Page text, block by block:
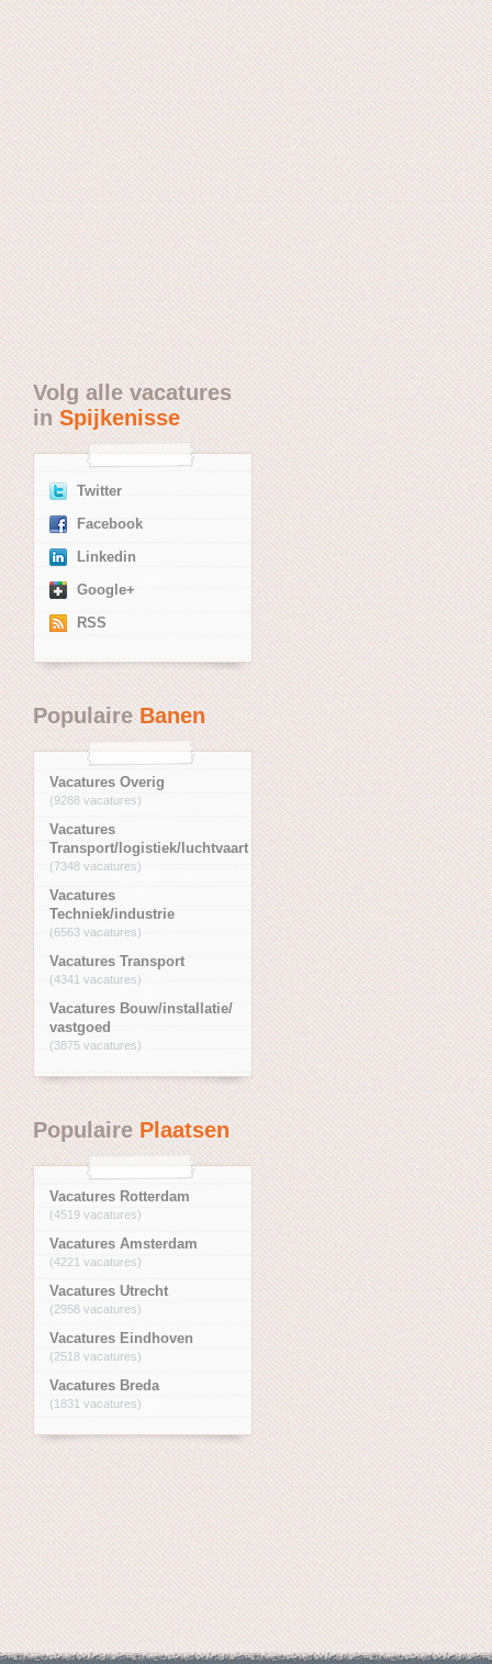
Volg alle vacatures
in Spijkenisse
Twitter
Facebook
Linkedin
Google+
RSS
Populaire Banen
Vacatures Overig
(9288 vacatures)
Vacatures
Transport/logistiek/luchtvaart
(7348 vacatures)
Vacatures
Techniek/industrie
(6563 vacatures)
Vacatures Transport
(4341 vacatures)
Vacatures Bouw/installatie/
vastgoed
(3875 vacatures)
PopulairePlaatsen
Vacatures Rotterdam
(4519 vacatures)
Vacatures Amsterdam
(4221 vacatures)
Vacatures Utrecht
(2958 vacatures)
Vacatures Eindhoven
(2518 vacatures)
Vacatures Breda
(1831 vacatures)